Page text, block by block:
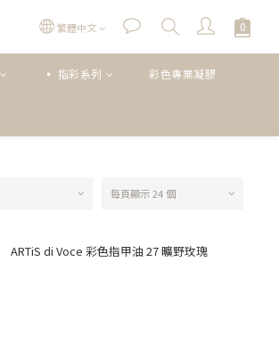
繁體中文
▪ 指彩系列 彩色專業凝膠
每頁顯示 24 個